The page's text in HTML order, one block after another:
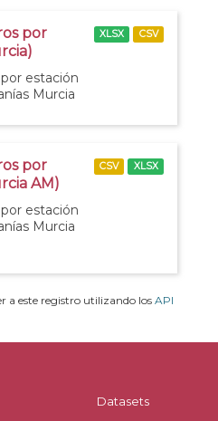
por
estación
Murcia
XLSX CSV
por
AM)
estación
Murcia
CSV XLSX
a este registro utilizando los API
Datasets